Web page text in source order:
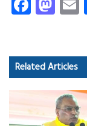
ce
o
ok
as
d
o
n
Related Articles